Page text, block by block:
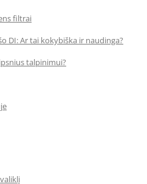
filtrai
DI: Ar tai kokybiška ir naudinga?
talpinimui?